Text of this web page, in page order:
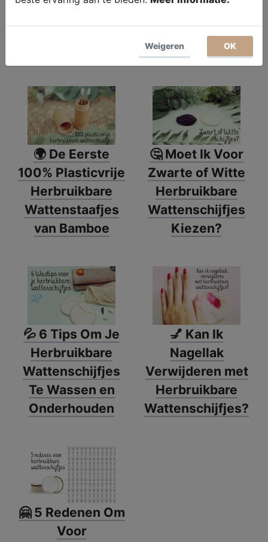
Wattenschijfjes
Kiezen?
🌍 De Eerste
100% Plasticvrije
Herbruikbare
Wattenstaafjes
van Bamboe
🤔 Moet Ik Voor
Zwarte of Witte
Herbruikbare
Wattenschijfjes
Kiezen?
💦 6 Tips Om Je
Herbruikbare
Wattenschijfjes
Te Wassen en
Onderhouden
💅 Kan Ik
Nagellak
Verwijderen met
Herbruikbare
Wattenschijfjes?
🤗 5 Redenen Om
Voor
Weigeren OK